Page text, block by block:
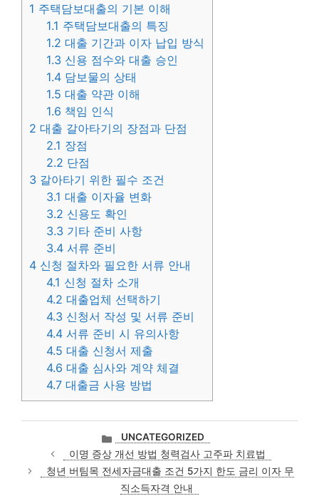
1 주택담보대출의 기본 이해
1.1 주택담보대출의 특징
1.2 대출 기간과 이자 납입 방식
1.3 신용 점수와 대출 승인
1.4 담보물의 상태
1.5 대출 약관 이해
1.6 책임 인식
2 대출 갈아타기의 장점과 단점
2.1 장점
2.2 단점
3 갈아타기 위한 필수 조건
3.1 대출 이자율 변화
3.2 신용도 확인
3.3 기타 준비 사항
3.4 서류 준비
4 신청 절차와 필요한 서류 안내
4.1 신청 절차 소개
4.2 대출업체 선택하기
4.3 신청서 작성 및 서류 준비
4.4 서류 준비 시 유의사항
4.5 대출 신청서 제출
4.6 대출 심사와 계약 체결
4.7 대출금 사용 방법
카
테
고
리
UNCATEGORIZED
이명 증상 개선 방법 청력검사 고주파 치료법
청년 버팀목 전세자금대출 조건 5가지 한도 금리 이자 무
직소득자격 안내